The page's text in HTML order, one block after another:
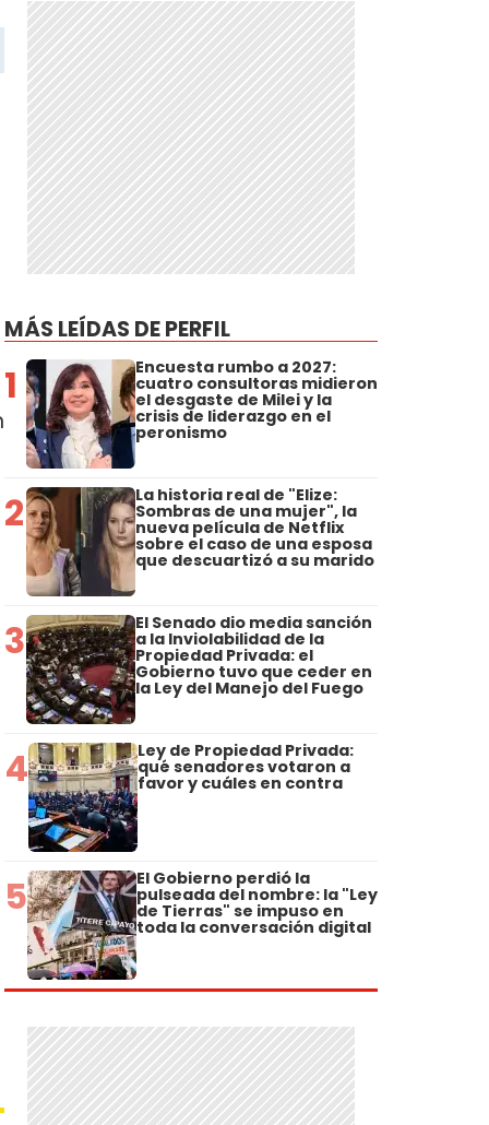
MÁS LEÍDAS DE PERFIL
1 Encuesta rumbo a 2027:
cuatro consultoras midieron
el desgaste de Milei y la
crisis de liderazgo en el
peronismo
2 La historia real de "Elize:
Sombras de una mujer", la
nueva película de Netflix
sobre el caso de una esposa
que descuartizó a su marido
3 El Senado dio media sanción
a la Inviolabilidad de la
Propiedad Privada: el
Gobierno tuvo que ceder en
la Ley del Manejo del Fuego
4 Ley de Propiedad Privada:
qué senadores votaron a
favor y cuáles en contra
5 El Gobierno perdió la
pulseada del nombre: la "Ley
de Tierras" se impuso en
toda la conversación digital